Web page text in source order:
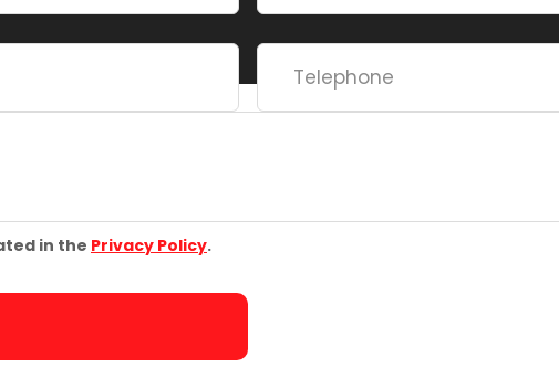
in the Privacy Policy.